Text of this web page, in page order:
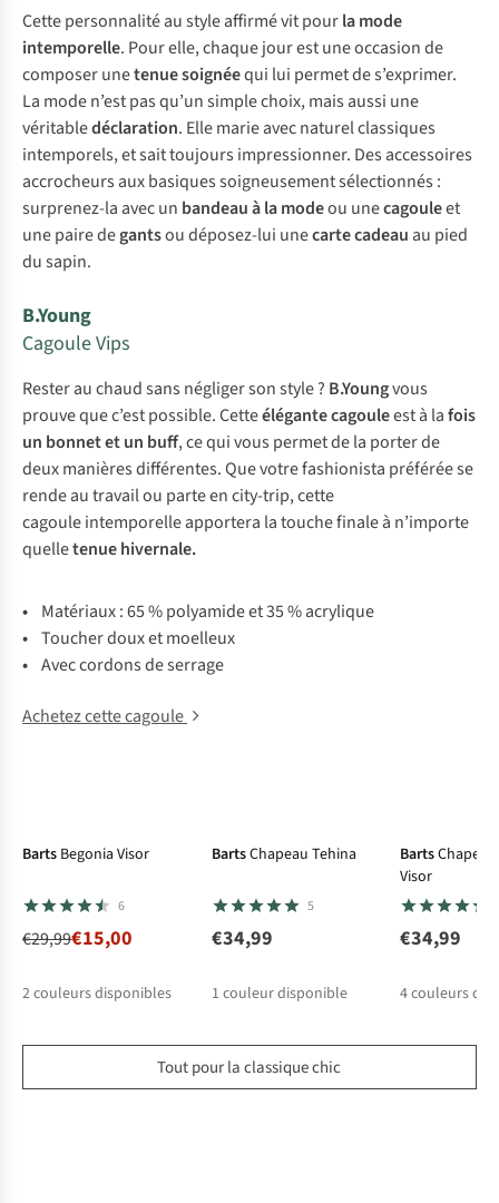
Cette personnalité au style affirmé vit pourla mode
intemporelle. Pour elle, chaque jour est une occasion de
composer unetenue soignéequi lui permet de s’exprimer.
La mode n’est pas qu’un simple choix, mais aussi une
véritabledéclaration. Elle marie avec naturel classiques
intemporels, et sait toujours impressionner. Des accessoires
accrocheurs aux basiques soigneusement sélectionnés :
surprenez-la avec un bandeau à la modeou unecagouleet
une paire degantsou déposez-lui unecarte cadeau au pied
du sapin.
B.Young
Cagoule Vips
Rester au chaud sans négliger son style ? B.Youngvous
prouve que c’est possible. Cetteélégante cagouleest à lafois
un bonnet et un buff, ce qui vous permet de la porter de
deux manières différentes. Que votre fashionista préférée se
rende au travail ou parte en city-trip, cette
cagoule intemporelle apportera la touche finale à n’importe
quelletenue hivernale.
• Matériaux : 65 % polyamide et 35 % acrylique
• Toucher doux et moelleux
• Avec cordons de serrage
Achetez cette cagoule
Barts Begonia Visor
6
€29,99€15,00
2couleurs disponibles
BartsChapeau Tehina
5
€34,99
1 couleur disponible
Barts
Visor
€34,99
4couleurs
Tout pour la classique chic